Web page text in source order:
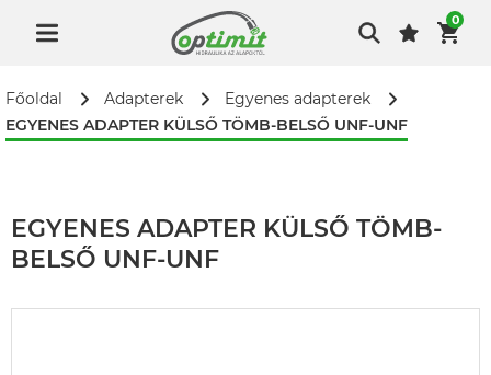
0
Főoldal Adapterek
Egyenes adapterek
EGYENES ADAPTER KÜLSŐ TÖMB-BELSŐ UNF-UNF
EGYENES ADAPTER KÜLSŐ TÖMB-
BELSŐ UNF-UNF